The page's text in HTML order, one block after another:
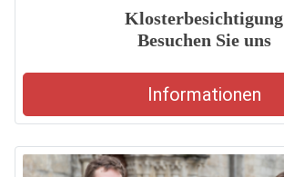
Klosterbesichtigung
Besuchen Sie uns
Informationen